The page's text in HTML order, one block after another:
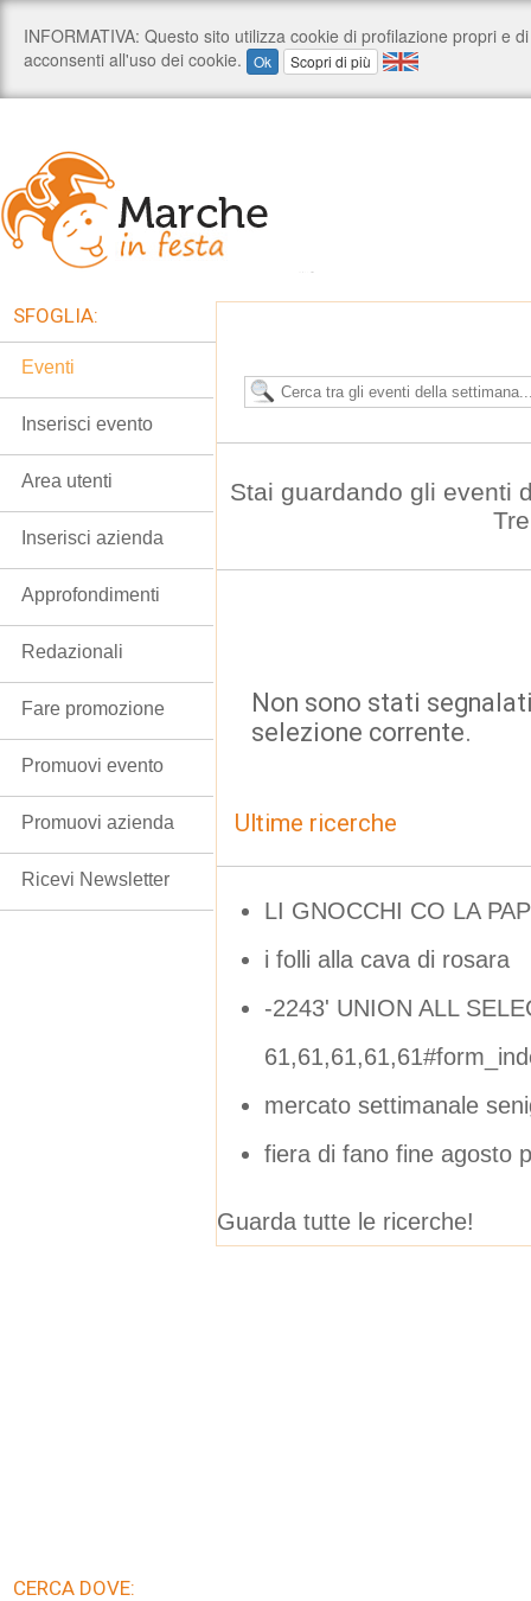
Stai guardando gli eventi
Non sono stati
selezione corrente.
Ultime ricerche
LI GNOCCHI CO LA
i folli alla cava di rosara
-2243' UNION ALL
mercato settimanale
fiera di fano fine agosto
Guarda tutte le ricerche!
SFOGLIA:
Eventi
Inserisci evento
Area utenti
Inserisci azienda
Approfondimenti
Redazionali
Fare promozione
Promuovi evento
Promuovi azienda
Ricevi Newsletter
CERCA DOVE: